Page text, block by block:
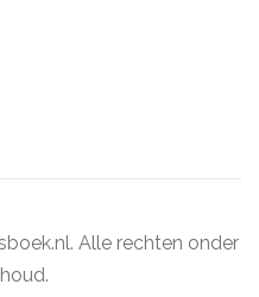
Alle rechten onder